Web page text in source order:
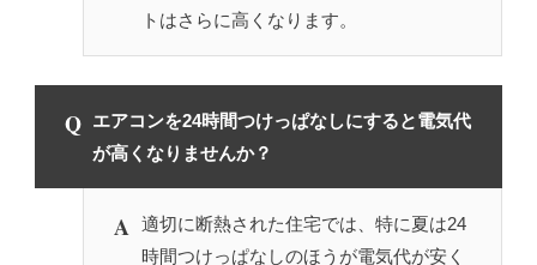
トはさらに高くなります。
Q エアコンを24時間つけっぱなしにすると電気代
が高くなりませんか？
A 適切に断熱された住宅では、特に夏は24
時間つけっぱなしのほうが電気代が安く